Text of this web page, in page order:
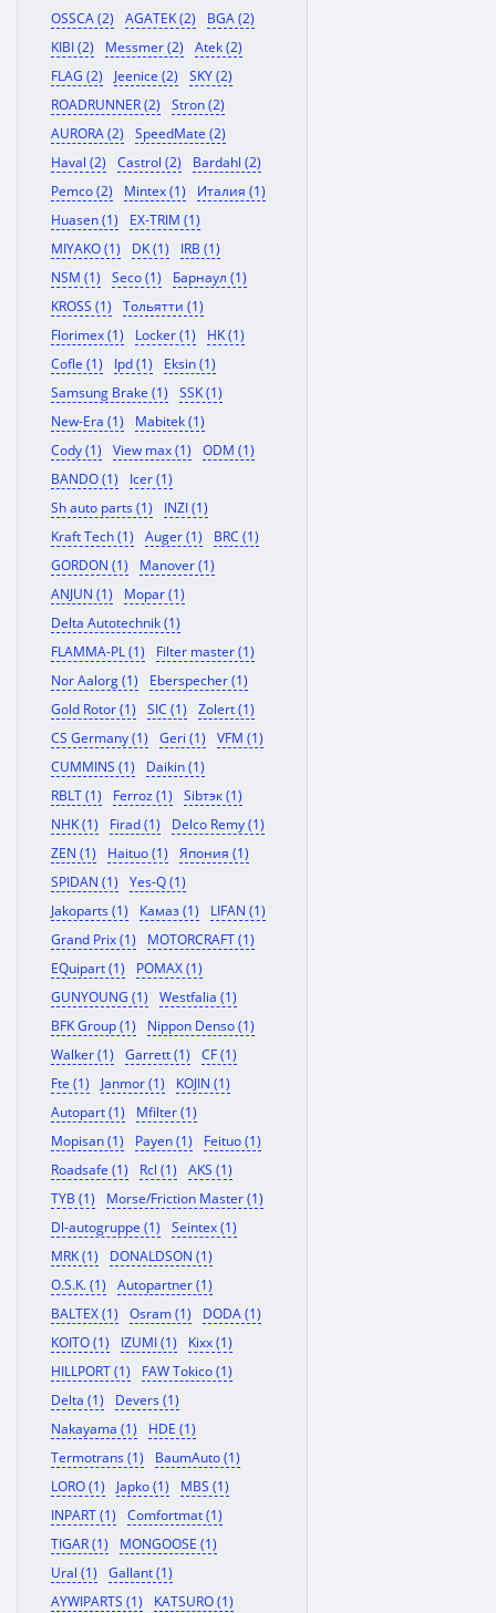
OSSCA (2)
AGATEK (2)
BGA (2)
KIBI (2)
Messmer (2)
Atek (2)
FLAG (2)
Jeenice (2)
SKY (2)
ROADRUNNER (2)
Stron (2)
AURORA (2)
SpeedMate (2)
Haval (2)
Castrol (2)
Bardahl (2)
Pemco (2)
Mintex (1)
Италия (1)
Huasen (1)
EX-TRIM (1)
MIYAKO (1)
DK (1)
IRB (1)
NSM (1)
Seco (1)
Барнаул (1)
KROSS (1)
Тольятти (1)
Florimex (1)
Locker (1)
HK (1)
Cofle (1)
Ipd (1)
Eksin (1)
Samsung Brake (1)
SSK (1)
New-Era (1)
Mabitek (1)
Cody (1)
View max (1)
ODM (1)
BANDO (1)
Icer (1)
Sh auto parts (1)
INZI (1)
Kraft Tech (1)
Auger (1)
BRC (1)
GORDON (1)
Manover (1)
ANJUN (1)
Mopar (1)
Delta Autotechnik (1)
FLAMMA-PL (1)
Filter master (1)
Nor Aalorg (1)
Eberspecher (1)
Gold Rotor (1)
SIC (1)
Zolert (1)
CS Germany (1)
Geri (1)
VFM (1)
CUMMINS (1)
Daikin (1)
RBLT (1)
Ferroz (1)
Sibтэк (1)
NHK (1)
Firad (1)
Delco Remy (1)
ZEN (1)
Haituo (1)
Япония (1)
SPIDAN (1)
Yes-Q (1)
Jakoparts (1)
Камаз (1)
LIFAN (1)
Grand Prix (1)
MOTORCRAFT (1)
EQuipart (1)
POMAX (1)
GUNYOUNG (1)
Westfalia (1)
BFK Group (1)
Nippon Denso (1)
Walker (1)
Garrett (1)
CF (1)
Fte (1)
Janmor (1)
KOJIN (1)
Autopart (1)
Mfilter (1)
Mopisan (1)
Payen (1)
Feituo (1)
Roadsafe (1)
Rcl (1)
AKS (1)
TYB (1)
Morse/Friction Master (1)
Dl-autogruppe (1)
Seintex (1)
MRK (1)
DONALDSON (1)
O.S.K. (1)
Autopartner (1)
BALTEX (1)
Osram (1)
DODA (1)
KOITO (1)
IZUMI (1)
Kixx (1)
HILLPORT (1)
FAW Tokico (1)
Delta (1)
Devers (1)
Nakayama (1)
HDE (1)
Termotrans (1)
BaumAuto (1)
LORO (1)
Japko (1)
MBS (1)
INPART (1)
Comfortmat (1)
TIGAR (1)
MONGOOSE (1)
Ural (1)
Gallant (1)
AYWIPARTS (1)
KATSURO (1)